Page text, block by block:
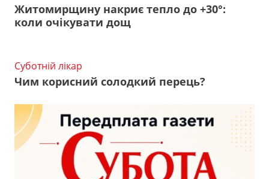
Житомирщину накриє тепло до +30°:
коли очікувати дощ
Суботній лікар
Чим корисний солодкий перець?